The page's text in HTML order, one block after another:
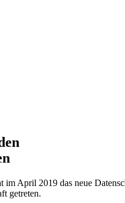
im April 2019 das neue
getreten.